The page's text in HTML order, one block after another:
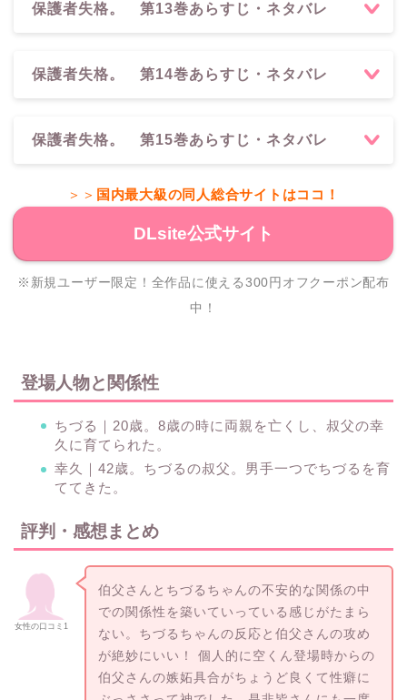
保護者失格。 第13巻あらすじ・ネタバレ
保護者失格。 第14巻あらすじ・ネタバレ
保護者失格。 第15巻あらすじ・ネタバレ
＞＞ 国内最大級の同人総合サイトはココ！
DLsite公式サイト
※新規ユーザー限定！全作品に使える300円オフクーポン配布
中！
登場人物と関係性
ちづる｜20歳。8歳の時に両親を亡くし、叔父の幸
久に育てられた。
幸久｜42歳。ちづるの叔父。男手一つでちづるを育
ててきた。
評判・感想まとめ
女性の口コミ1
伯父さんとちづるちゃんの不安的な関係の中
での関係性を築いていっている感じがたまら
ない。ちづるちゃんの反応と伯父さんの攻め
が絶妙にいい！ 個人的に空くん登場時からの
伯父さんの嫉妬具合がちょうど良くて性癖に